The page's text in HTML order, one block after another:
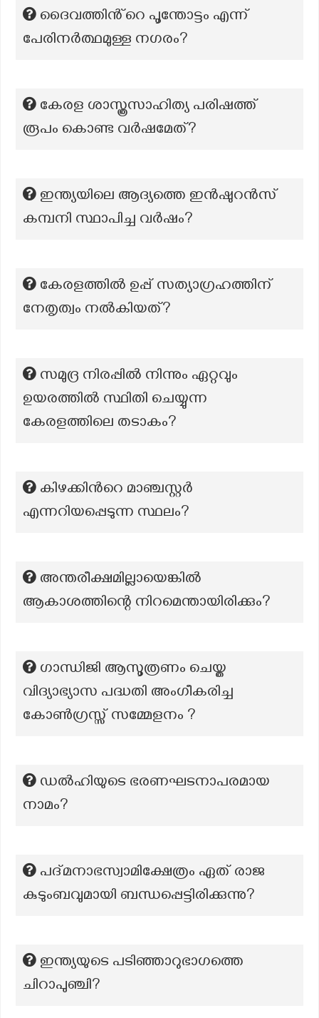
ദൈവത്തിൻ്റെ പൂന്തോട്ടം എന്ന്
പേരിനർത്ഥമുള്ള നഗരം?
കേരള ശാസ്ത്രസാഹിത്യ പരിഷത്ത്
രൂപം കൊണ്ട വർഷമേത്?
ഇന്ത്യയിലെ ആദ്യത്തെ ഇൻഷുറൻസ്
കമ്പനി സ്ഥാപിച്ച വർഷം?
കേരളത്തിൽ ഉപ്പ് സത്യാഗ്രഹത്തിന്
നേതൃത്വം നൽകിയത്?
സമുദ്ര നിരപ്പില്‍ നിന്നും ഏറ്റവും
ഉയരത്തില്‍ സ്ഥിതി ചെയ്യുന്ന
കേരളത്തിലെ തടാകം?
കിഴക്കിന്‍റെ മാഞ്ചസ്റ്റർ
എന്നറിയപ്പെടുന്ന സ്ഥലം?
അന്തരീക്ഷമില്ലായെങ്കിൽ
ആകാശത്തിന്റെ നിറമെന്തായിരിക്കും?
ഗാന്ധിജി ആസൂത്രണം ചെയ്ത
വിദ്യാഭ്യാസ പദ്ധതി അംഗീകരിച്ച
കോൺഗ്രസ്സ് സമ്മേളനം ?
ഡൽഹിയുടെ ഭരണഘടനാപരമായ
നാമം?
പദ്മനാഭസ്വാമിക്ഷേത്രം ഏത് രാജ
കുടുംബവുമായി ബന്ധപ്പെട്ടിരിക്കുന്നു?
ഇന്ത്യയുടെ പടിഞ്ഞാറുഭാഗത്തെ
ചിറാപുഞ്ചി?